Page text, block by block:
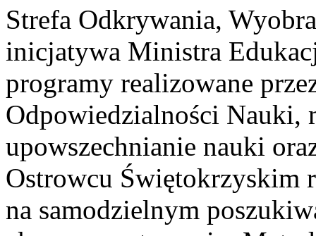
Strefa Odkrywania,
inicjatywa Ministra
programy realizowane
Odpowiedzialności Nauki,
upowszechnianie nauki
Ostrowcu Świętokrzyskim
na samodzielnym